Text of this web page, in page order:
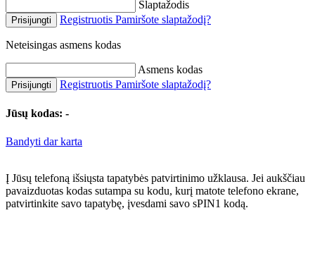
Slaptažodis
Prisijungti Registruotis Pamiršote slaptažodį?
Neteisingas asmens kodas
Asmens kodas
Prisijungti Registruotis Pamiršote slaptažodį?
Jūsų kodas: -
Bandyti dar karta
Į Jūsų telefoną išsiųsta tapatybės patvirtinimo užklausa. Jei aukščiau
pavaizduotas kodas sutampa su kodu, kurį matote telefono ekrane,
patvirtinkite savo tapatybę, įvesdami savo sPIN1 kodą.